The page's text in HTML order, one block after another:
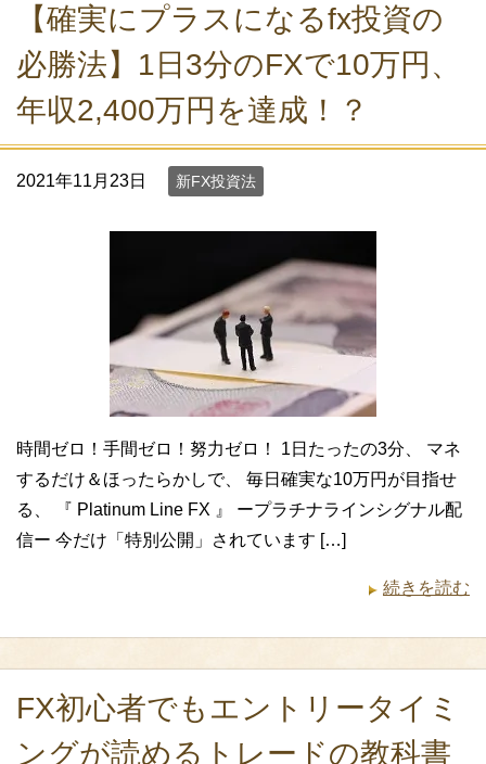
【確実にプラスになるfx投資の
必勝法】1日3分のFXで10万円、
年収2,400万円を達成！？
2021年11月23日 新FX投資法
時間ゼロ！手間ゼロ！努力ゼロ！ 1日たったの3分、 マネ
するだけ＆ほったらかしで、 毎日確実な10万円が目指せ
る、 『 Platinum Line FX 』 ープラチナラインシグナル配
信ー 今だけ「特別公開」されています […]
続きを読む
FX初心者でもエントリータイミ
ングが読めるトレードの教科書